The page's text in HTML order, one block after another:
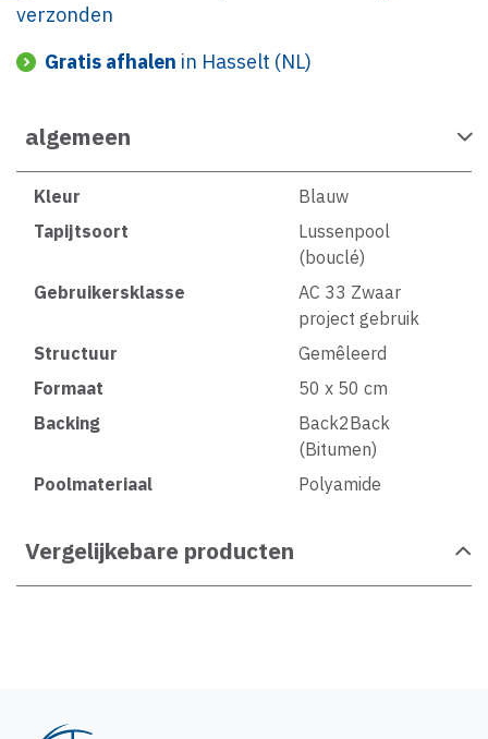
verzonden
Gratis afhalen in Hasselt (NL)
algemeen
Kleur
Blauw
Tapijtsoort
Lussenpool
(bouclé)
Gebruikersklasse
AC 33 Zwaar
project gebruik
Structuur
Gemêleerd
Formaat
50 x 50 cm
Backing
Back2Back
(Bitumen)
Poolmateriaal
Polyamide
Vergelijkebare producten